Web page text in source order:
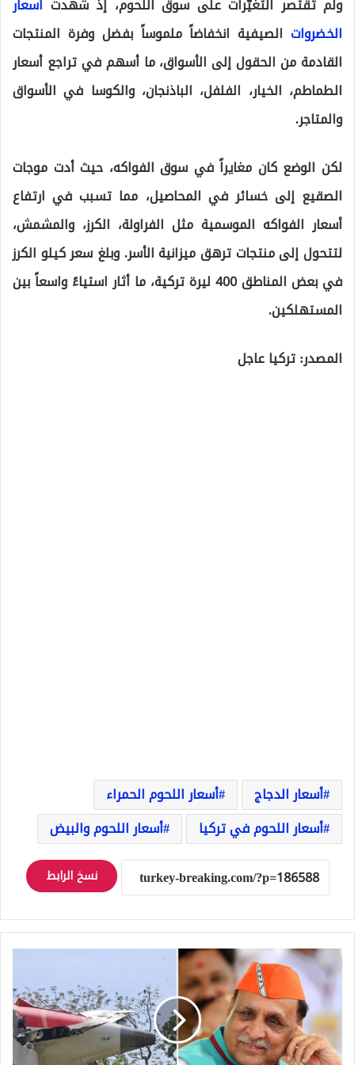
ولم تقتصر التغيّرات على سوق اللحوم، إذ شهدت أسعار
الخضروات الصيفية انخفاضاً ملموساً بفضل وفرة المنتجات
القادمة من الحقول إلى الأسواق، ما أسهم في تراجع أسعار
الطماطم، الخيار، الفلفل، الباذنجان، والكوسا في الأسواق
والمتاجر.
لكن الوضع كان مغايراً في سوق الفواكه، حيث أدت موجات
الصقيع إلى خسائر في المحاصيل، مما تسبب في ارتفاع
أسعار الفواكه الموسمية مثل الفراولة، الكرز، والمشمش،
لتتحول إلى منتجات ترهق ميزانية الأسر. وبلغ سعر كيلو الكرز
في بعض المناطق 400 ليرة تركية، ما أثار استياءً واسعاً بين
المستهلكين.
المصدر: تركيا عاجل
أسعار الدجاج
أسعار اللحوم الحمراء
أسعار اللحوم في تركيا
أسعار اللحوم والبيض
نسخ الرابط
راكب
وثّق
الكارثة
لحظات
سقوط